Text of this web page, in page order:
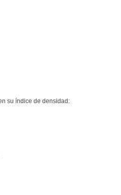
su índice de densidad: